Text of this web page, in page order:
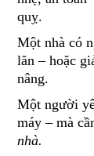
quỵ.
Một nhà có
lăn – hoặc
nâng.
Một người
máy – mà
nhà.